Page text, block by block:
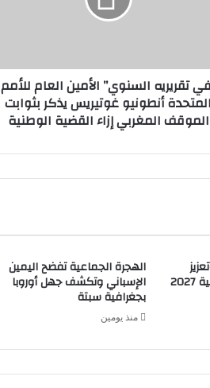
تقريريه السنوي” الأمين العام للأمم
المتحدة أنطونيو غوتيريس يذكر بثوابت
الموقف المغربي إزاء القضية الوطنية
الهجرة الجماعية تفضح اليمين
الإسباني وتكشف جهل أوروبا
بجغرافية سبتة
منذ يومين